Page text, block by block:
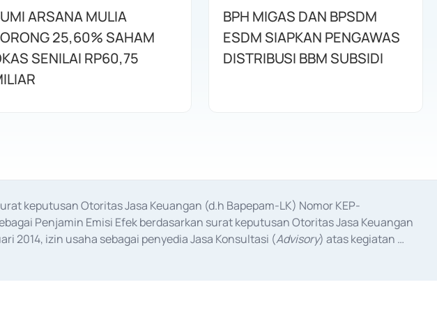
ARSANA MULIA
25,60% SAHAM
SENILAI RP60,75
BPH MIGAS DAN BPSDM
ESDM SIAPKAN PENGAWAS
DISTRIBUSI BBM SUBSIDI
keputusan Otoritas Jasa Keuangan (d.h Bapepam-LK) Nomor KEP-
Penjamin Emisi Efek berdasarkan surat keputusan Otoritas Jasa Keuangan
2014, izin usaha sebagai penyedia Jasa Konsultasi (Advisory) atas kegiatan